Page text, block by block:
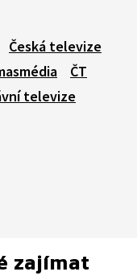
Česká televize
ČT
televize
zajímat